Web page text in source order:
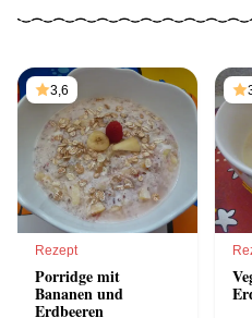
3,6
Rezept
Porridge mit
Bananen und
Erdbeeren